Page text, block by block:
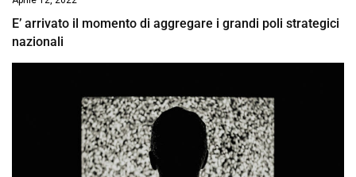
E’ arrivato il momento di aggregare i grandi poli strategici
nazionali